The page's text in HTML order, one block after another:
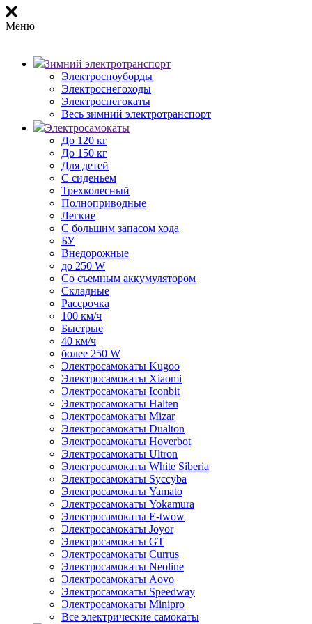
Меню
Зимний электротранспорт
Электросноуборды
Электроснегоходы
Электроснегокаты
Весь зимний электротранспорт
Электросамокаты
До 120 кг
До 150 кг
Для детей
С сиденьем
Трехколесный
Полноприводные
Легкие
С большим запасом хода
БУ
Внедорожные
до 250 W
Со съемным аккумулятором
Складные
Рассрочка
100 км/ч
Быстрые
40 км/ч
более 250 W
Электросамокаты Kugoo
Электросамокаты Xiaomi
Электросамокаты Iconbit
Электросамокаты Halten
Электросамокаты Mizar
Электросамокаты Dualton
Электросамокаты Hoverbot
Электросамокаты Ultron
Электросамокаты White Siberia
Электросамокаты Syccyba
Электросамокаты Yamato
Электросамокаты Yokamura
Электросамокаты E-twow
Электросамокаты Joyor
Электросамокаты GT
Электросамокаты Currus
Электросамокаты Neoline
Электросамокаты Aovo
Электросамокаты Speedway
Электросамокаты Minipro
Все электрические самокаты